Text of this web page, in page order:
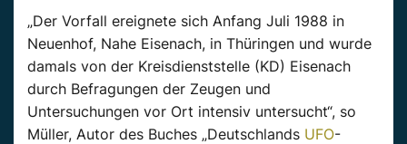
„Der Vorfall ereignete sich Anfang Juli 1988 in
Neuenhof, Nahe Eisenach, in Thüringen und wurde
damals von der Kreisdienststelle (KD) Eisenach
durch Befragungen der Zeugen und
Untersuchungen vor Ort intensiv untersucht“, so
Müller, Autor des Buches „Deutschlands UFO-